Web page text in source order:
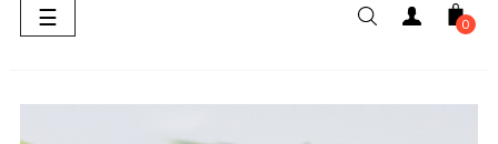
Basculer
la
☰ 0